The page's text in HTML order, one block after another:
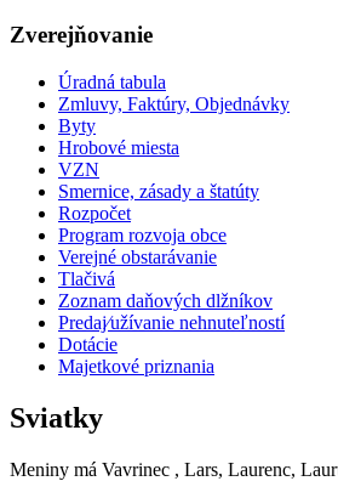
Zverejňovanie
Úradná tabula
Zmluvy, Faktúry, Objednávky
Byty
Hrobové miesta
VZN
Smernice, zásady a štatúty
Rozpočet
Program rozvoja obce
Verejné obstarávanie
Tlačivá
Zoznam daňových dlžníkov
Predaj⁄užívanie nehnuteľností
Dotácie
Majetkové priznania
Sviatky
Meniny má Vavrinec , Lars, Laurenc,